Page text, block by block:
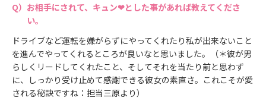
お相手にされて、キュン❤とした事があれば教えてくださ
い。
ドライブなど運転を嫌がらずにやってくれたり私が出来ないこと
を進んでやってくれるところが良いなと思いました。（＊彼が男
らしくリードしてくれたこと、そしてそれを当たり前と思わず
に、しっかり受け止めて感謝できる彼女の素直さ。これこそが愛
される秘訣ですね：担当三原より）